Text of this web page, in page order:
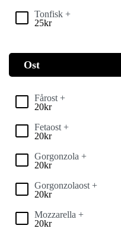
Tonfisk +
25kr
Ost
Fårost +
20kr
Fetaost +
20kr
Gorgonzola +
20kr
Gorgonzolaost +
20kr
Mozzarella +
20kr